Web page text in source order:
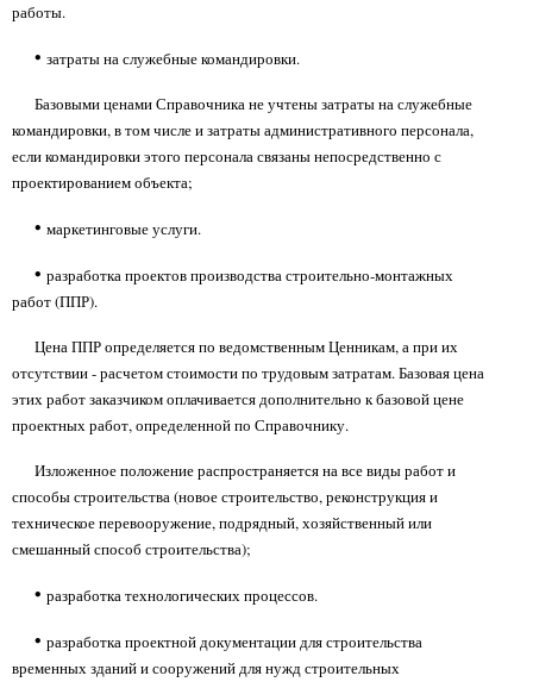
работы.
• затраты на служебные командировки.
Базовыми ценами Справочника не учтены затраты на служебные
командировки, в том числе и затраты административного персонала,
если командировки этого персонала связаны непосредственно с
проектированием объекта;
• маркетинговые услуги.
• разработка проектов производства строительно-монтажных
работ (ППР).
Цена ППР определяется по ведомственным Ценникам, а при их
отсутствии - расчетом стоимости по трудовым затратам. Базовая цена
этих работ заказчиком оплачивается дополнительно к базовой цене
проектных работ, определенной по Справочнику.
Изложенное положение распространяется на все виды работ и
способы строительства (новое строительство, реконструкция и
техническое перевооружение, подрядный, хозяйственный или
смешанный способ строительства);
• разработка технологических процессов.
• разработка проектной документации для строительства
временных зданий и сооружений для нужд строительных